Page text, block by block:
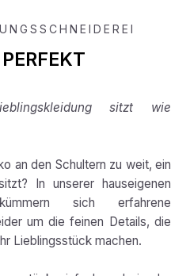
sitzt wie
an den Schultern zu weit, ein
In unserer hauseigenen
kümmern sich erfahrene
um die feinen Details, die
Lieblingsstück machen.